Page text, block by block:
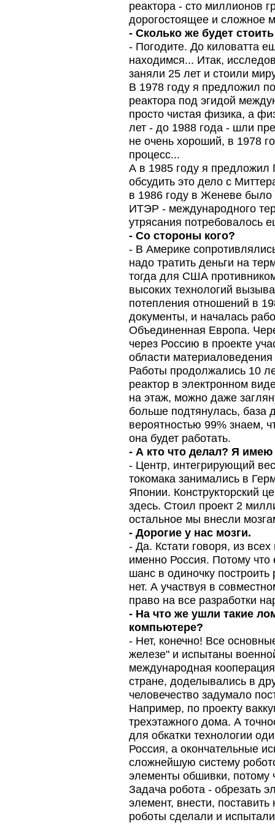
реактора - сто миллионов
дорогостоящее и сложное
- Сколько же будет
- Погодите. До киловатта
находимся... Итак,
заняли 25 лет и стоили
В 1978 году я предложил
реактора под эгидой
просто чистая физика, а
лет - до 1988 года - шли
не очень хороший, в 1978
процесс...
А в 1985 году я предложил
обсудить это дело с
в 1986 году в Женеве было
ИТЭР - международного
утрясания потребовалось
- Со стороны кого?
- В Америке
надо тратить деньги на
тогда для США
высоких технологий
потепления отношений в
документы, и началась
Объединенная Европа.
через Россию в проекте
области
Работы продолжались 10
реактор в электронном
на этаж, можно даже
больше подтянулась, база
вероятностью 99% знаем,
она будет работать.
- А кто что делал? Я имею
- Центр, интегрирующий
токомака занимались в
Японии. Конструкторский
здесь. Стоил проект 2
остальное мы внесли
- Дорогие у нас мозги.
- Да. Кстати говоря, из
именно Россия. Потому
шанс в одиночку
нет. А участвуя в
право на все разработки
- На что же ушли такие
компьютере?
- Нет, конечно! Все
железе" и испытаны
международная
стране, доделывались в
человечество задумало
Например, по проекту
трехэтажного дома. А
для обкатки технологии
Россия, а окончательные
сложнейшую систему
элементы обшивки, потому
Задача робота - обрезать
элемент, внести,
роботы сделали и